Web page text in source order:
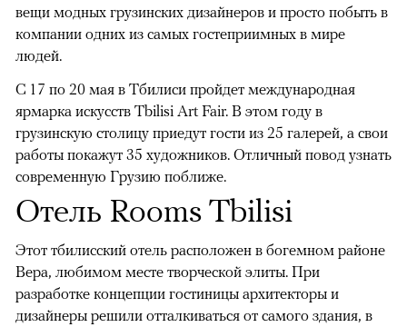
вещи модных грузинских дизайнеров и просто побыть в
компании одних из самых гостеприимных в мире
людей.
С 17 по 20 мая в Тбилиси пройдет международная
ярмарка искусств Tbilisi Art Fair. В этом году в
грузинскую столицу приедут гости из 25 галерей, а свои
работы покажут 35 художников. Отличный повод узнать
современную Грузию поближе.
Отель Rooms Tbilisi
Этот тбилисский отель расположен в богемном районе
Вера, любимом месте творческой элиты. При
разработке концепции гостиницы архитекторы и
дизайнеры решили отталкиваться от самого здания, в